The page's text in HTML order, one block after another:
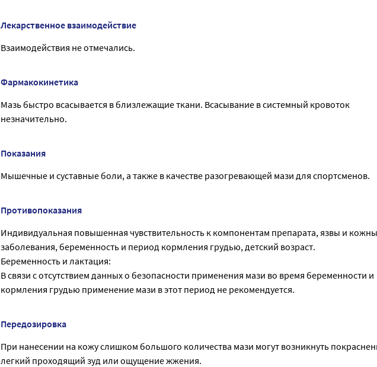
Лекарственное взаимодействие
Взаимодействия не отмечались.
Фармакокинетика
Мазь быстро всасывается в близлежащие ткани. Всасывание в системный кровоток
незначительно.
Показания
Мышечные и суставные боли, а также в качестве разогревающей мази для спортсменов.
Противопоказания
Индивидуальная повышенная чувствительность к компонентам препарата, язвы и
заболевания, беременность и период кормления грудью, детский возраст.
Беременность и лактация:
В связи с отсутствием данных о безопасности применения мази во время беременности и
кормления грудью применение мази в этот период не рекомендуется.
Передозировка
При нанесении на кожу слишком большого количества мази могут возникнуть
легкий проходящий зуд или ощущение жжения.